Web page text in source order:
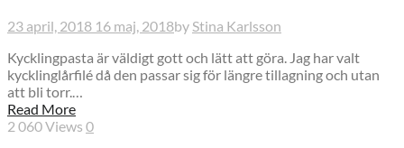
23 april, 2018 16 maj, 2018byStina Karlsson
Kycklingpasta är väldigt gott och lätt att göra. Jag har valt
kycklinglårfilé då den passar sig för längre tillagning och utan
att bli torr.…
Read More
2 060Views 0